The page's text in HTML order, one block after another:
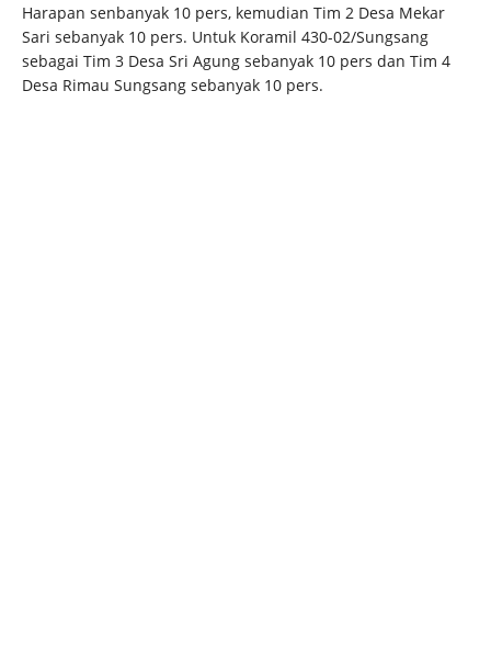
Harapan senbanyak 10 pers, kemudian Tim 2 Desa Mekar
Sari sebanyak 10 pers. Untuk Koramil 430-02/Sungsang
sebagai Tim 3 Desa Sri Agung sebanyak 10 pers dan Tim 4
Desa Rimau Sungsang sebanyak 10 pers.